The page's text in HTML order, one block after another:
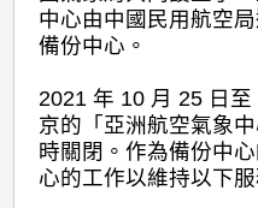
中心由中國民用航空
備份中心。
2021 年 10 月 25 日
京的「亞洲航空氣象
時關閉。作為備份中
心的工作以維持以下服